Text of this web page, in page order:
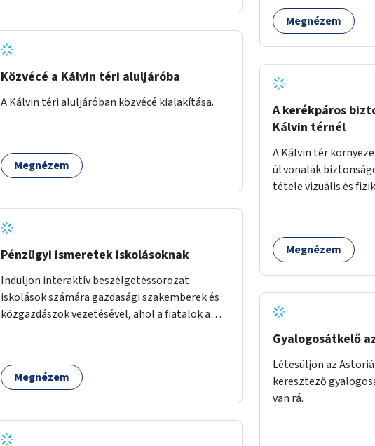
Közvécé a Kálvin téri aluljáróba
A Kálvin téri aluljáróban közvécé kialakítása.
Megnézem
Pénzügyi ismeretek iskolásoknak
Induljon interaktív beszélgetéssorozat
iskolások számára gazdasági szakemberek és
közgazdászok vezetésével, ahol a fiatalok a
többalkalmas lenne, heti rendszerességgel
tartanák iskolai csoportok számára,
szervezést az Önkormányzat koordinálná, a
Megnézem
Megnézem
A kerékpáros
Kálvin térnél
A Kálvin tér
útvonalak
tétele vizuális és
Megnézem
Gyalogosátkelő
Létesüljön az
keresztező
van rá.